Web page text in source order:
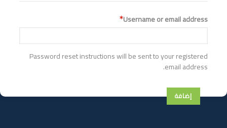
Username or email address
Password reset instructions will be sent to your registered
email address.